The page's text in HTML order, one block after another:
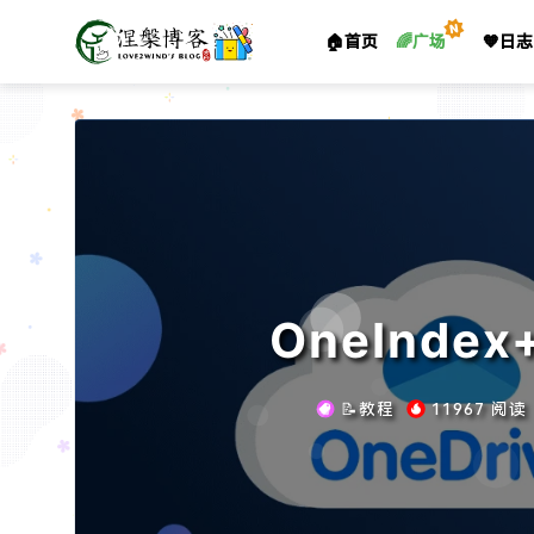
🏠首页 🌈广场 🧡日志
📝教程 11967 阅读